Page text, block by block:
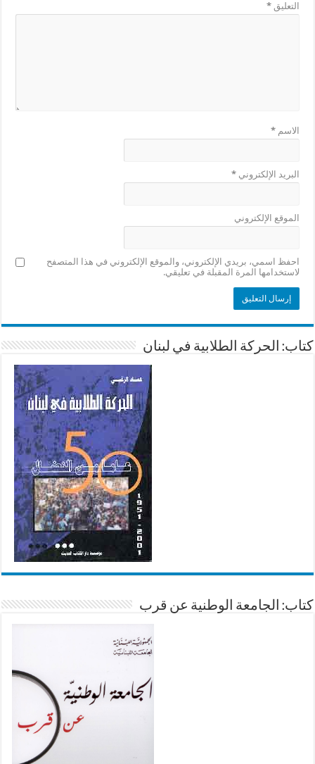
التعليق*
الاسم*
البريد الإلكتروني*
الموقع الإلكتروني
احفظ اسمي، بريدي الإلكتروني، والموقع الإلكتروني في هذا المتصفح
لاستخدامها المرة المقبلة في تعليقي.
كتاب: الحركة الطلابية في لبنان
كتاب: الجامعة الوطنية عن قرب